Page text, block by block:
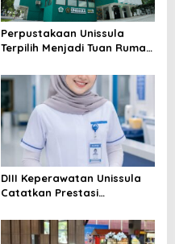
Perpustakaan Unissula
Terpilih Menjadi Tuan Rumah
DIII Keperawatan Unissula
Catatkan Prestasi
Mahasiswanya Lulus Uji
Kompetensi Nasional